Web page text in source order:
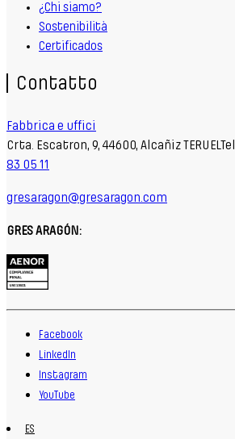
¿Chi siamo?
Sostenibilità
Certificados
Contatto
Fabbrica e uffici
Crta. Escatron, 9, 44600, Alcañiz TERUELTel.
83 05 11
gresaragon@gresaragon.com
GRES ARAGÓN:
Facebook
LinkedIn
Instagram
YouTube
ES